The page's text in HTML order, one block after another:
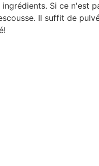
Si ce n'est
Il suffit de